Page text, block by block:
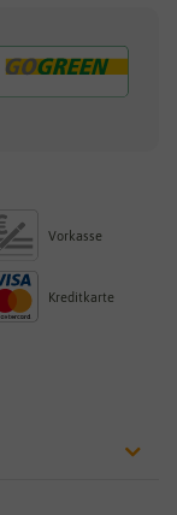
Vorkasse
Kreditkarte